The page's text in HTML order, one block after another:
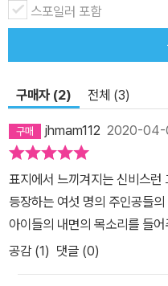
스포일러 포함
구매자 (2) 전체 (3)
jhmam112 2020-04-
표지에서 느끼겨지는 신비스런
등장하는 여섯 명의 주인공들
아이들의 내면의 목소리를 들
공감 (1) 댓글 (0)